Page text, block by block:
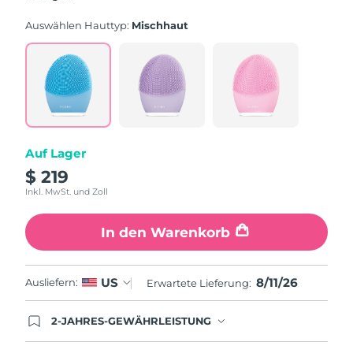
value.
Read
815
Reviews.
Same
page
link.
Auswählen Hauttyp: Mischhaut
Auf Lager
$ 219
Inkl. MwSt. und Zoll
In den Warenkorb
Ausliefern: US Erwartete Lieferung: 8/11/26
2-JAHRES-GEWÄHRLEISTUNG